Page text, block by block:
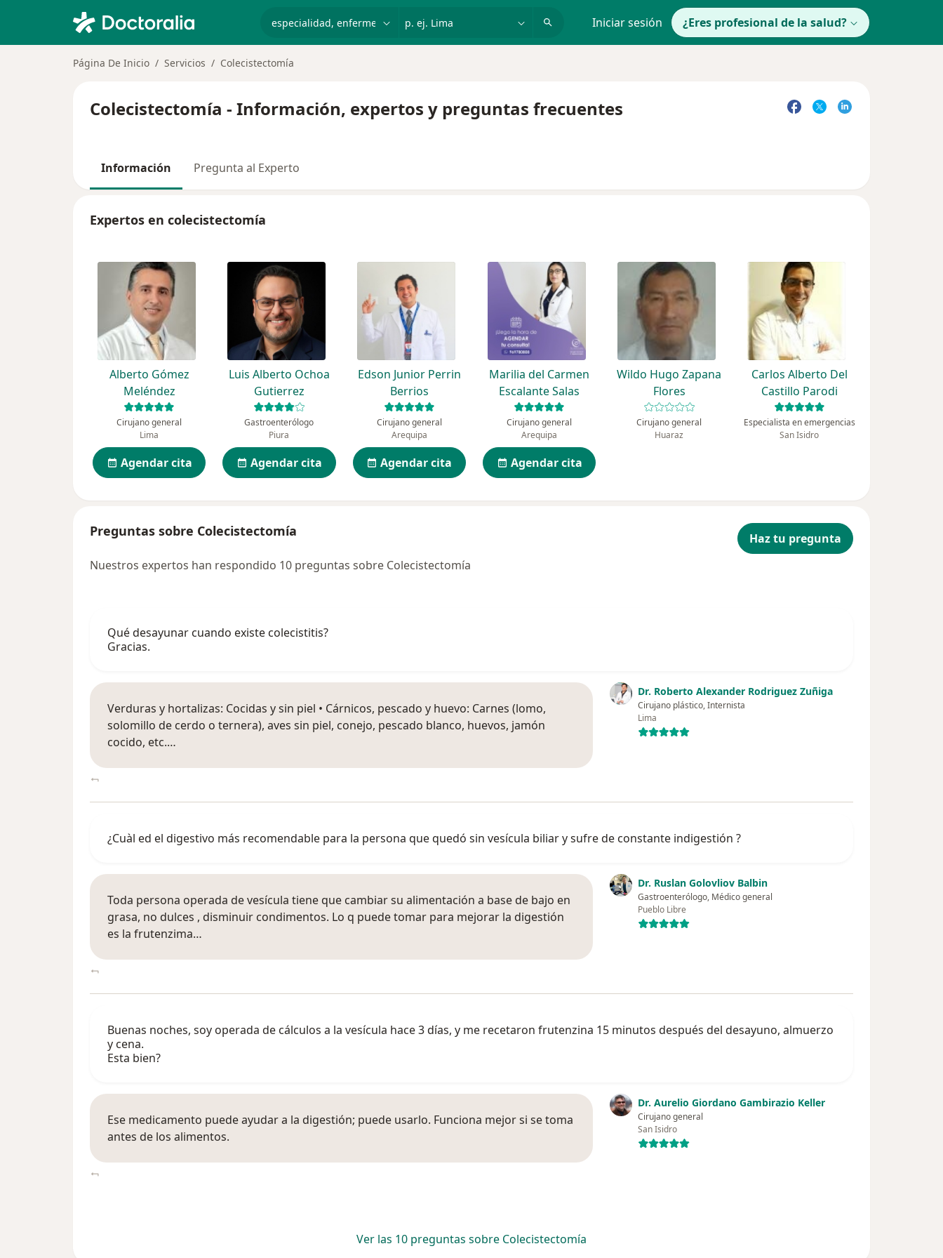
Iniciar sesión ¿Eres profesional de la salud?
Página De Inicio Servicios Colecistectomía
Colecistectomía - Información, expertos y preguntas frecuentes
Información Pregunta al Experto
Expertos en colecistectomía
Alberto Gómez
Meléndez
Cirujano general
Lima
Agendar cita
Luis Alberto Ochoa
Gutierrez
Gastroenterólogo
Piura
Agendar cita
Edson Junior Perrin
Berrios
Cirujano general
Arequipa
Agendar cita
Marilia del Carmen
Escalante Salas
Cirujano general
Arequipa
Agendar cita
Wildo Hugo Zapana
Flores
Cirujano general
Huaraz
Carlos Alberto Del
Castillo Parodi
Especialista en emergencias
San Isidro
Preguntas sobre Colecistectomía
Haz tu pregunta
Nuestros expertos han respondido 10 preguntas sobre Colecistectomía
Qué desayunar cuando existe colecistitis?
Gracias.
Dr. Roberto Alexander Rodriguez Zuñiga
Cirujano plástico, Internista
Lima
Verduras y hortalizas: Cocidas y sin piel • Cárnicos, pescado y huevo: Carnes (lomo,
solomillo de cerdo o ternera), aves sin piel, conejo, pescado blanco, huevos, jamón
cocido, etc.…
¿Cuàl ed el digestivo más recomendable para la persona que quedó sin vesícula biliar y sufre de constante indigestión ?
Dr. Ruslan Golovliov Balbin
Gastroenterólogo, Médico general
Pueblo Libre
Toda persona operada de vesícula tiene que cambiar su alimentación a base de bajo en
grasa, no dulces , disminuir condimentos. Lo q puede tomar para mejorar la digestión
es la frutenzima…
Buenas noches, soy operada de cálculos a la vesícula hace 3 días, y me recetaron frutenzina 15 minutos después del desayuno, almuerzo
y cena.
Esta bien?
Dr. Aurelio Giordano Gambirazio Keller
Cirujano general
San Isidro
Ese medicamento puede ayudar a la digestión; puede usarlo. Funciona mejor si se toma
antes de los alimentos.
Ver las 10 preguntas sobre Colecistectomía